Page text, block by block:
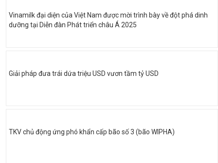
Vinamilk đại diện của Việt Nam được mời trình bày về đột phá dinh
dưỡng tại Diễn đàn Phát triển châu Á 2025
Giải pháp đưa trái dứa triệu USD vươn tầm tỷ USD
TKV chủ động ứng phó khẩn cấp bão số 3 (bão WIPHA)